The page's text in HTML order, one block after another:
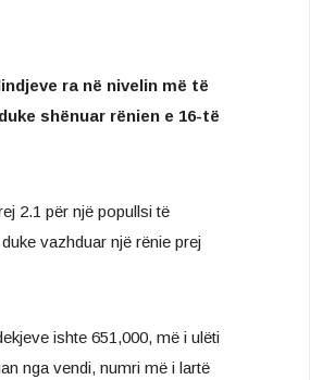
ra në nivelin më të
shënuar rënien e 16-të
2.1 për një popullsi të
vazhduar një rënie prej
ishte 651,000, më i ulëti
nga vendi, numri më i lartë